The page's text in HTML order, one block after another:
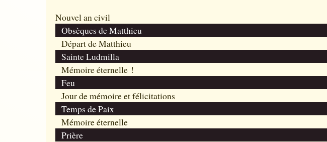
Nouvel an civil
Obsèques de Matthieu
Départ de Matthieu
Sainte Ludmilla
Mémoire éternelle !
Feu
Jour de mémoire et félicitations
Temps de Paix
Mémoire éternelle
Prière